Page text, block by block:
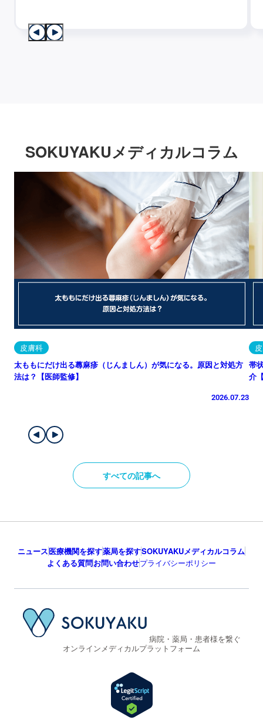
SOKUYAKUメディカルコラム
皮膚科
太ももにだけ出る蕁麻疹（じんましん）が気になる。原因と対処方
法は？【医師監修】
2026.07.23
帯
介
すべての記事へ
ニュース医療機関を探す薬局を探すSOKUYAKUメディカルコラム
よくある質問お問い合わせプライバシーポリシー
病院・薬局・患者様を繋ぐ
オンラインメディカルプラットフォーム